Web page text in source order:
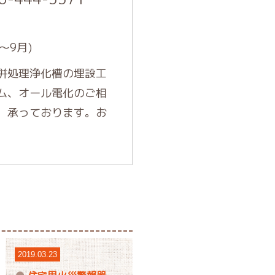
9月)
処理浄化槽の埋設工
、オール電化のご相
承っております。お
2019.03.23